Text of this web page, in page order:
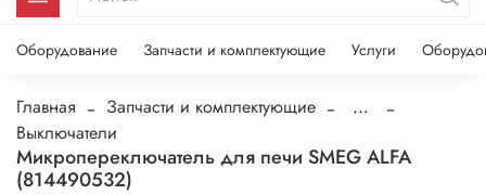
Оборудование Запчасти и комплектующие Услуги
Главная Запчасти и комплектующие
...
Выключатели
Микропереключатель для печи SMEG ALFA
(814490532)